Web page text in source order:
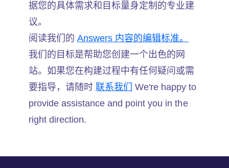
据您的具体需求和目标量身定制的专业建
议。
阅读我们的 Answers 内容的编辑标准。
我们的目标是帮助您创建一个出色的网
站。如果您在构建过程中有任何疑问或需
要指导，请随时 联系我们
We're happy to
provide assistance and point you in the
right direction.